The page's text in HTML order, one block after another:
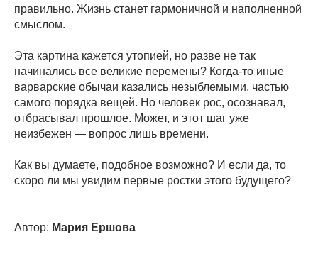
правильно. Жизнь станет гармоничной и наполненной
смыслом.
Эта картина кажется утопией, но разве не так
начинались все великие перемены? Когда-то иные
варварские обычаи казались незыблемыми, частью
самого порядка вещей. Но человек рос, осознавал,
отбрасывал прошлое. Может, и этот шаг уже
неизбежен — вопрос лишь времени.
Как вы думаете, подобное возможно? И если да, то
скоро ли мы увидим первые ростки этого будущего?
Автор: Мария Ершова